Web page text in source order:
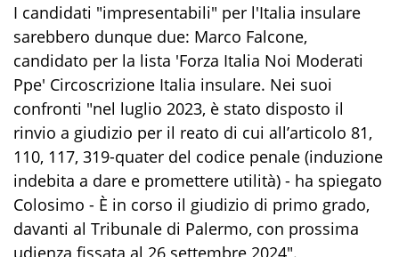
I candidati "impresentabili" per l'Italia insulare
sarebbero dunque due: Marco Falcone,
candidato per la lista 'Forza Italia Noi Moderati
Ppe' Circoscrizione Italia insulare. Nei suoi
confronti "nel luglio 2023, è stato disposto il
rinvio a giudizio per il reato di cui all’articolo 81,
110, 117, 319-quater del codice penale (induzione
indebita a dare e promettere utilità) - ha spiegato
Colosimo - È in corso il giudizio di primo grado,
davanti al Tribunale di Palermo, con prossima